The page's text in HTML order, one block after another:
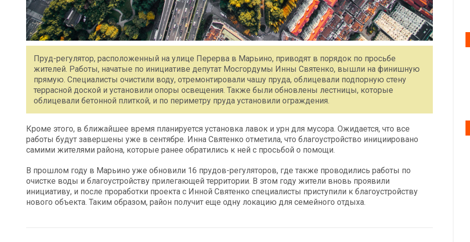
Пруд-регулятор, расположенный на улице Перерва в Марьино, приводят в порядок по просьбе
жителей. Работы, начатые по инициативе депутат Мосгордумы Инны Святенко, вышли на финишную
прямую. Специалисты очистили воду, отремонтировали чашу пруда, облицевали подпорную стену
террасной доской и установили опоры освещения. Также были обновлены лестницы, которые
облицевали бетонной плиткой, и по периметру пруда установили ограждения.
Кроме этого, в ближайшее время планируется установка лавок и урн для мусора. Ожидается, что все
работы будут завершены уже в сентябре. Инна Святенко отметила, что благоустройство инициировано
самими жителями района, которые ранее обратились к ней с просьбой о помощи.
В прошлом году в Марьино уже обновили 16 прудов-регуляторов, где также проводились работы по
очистке воды и благоустройству прилегающей территории. В этом году жители вновь проявили
инициативу, и после проработки проекта с Инной Святенко специалисты приступили к благоустройству
нового объекта. Таким образом, район получит еще одну локацию для семейного отдыха.